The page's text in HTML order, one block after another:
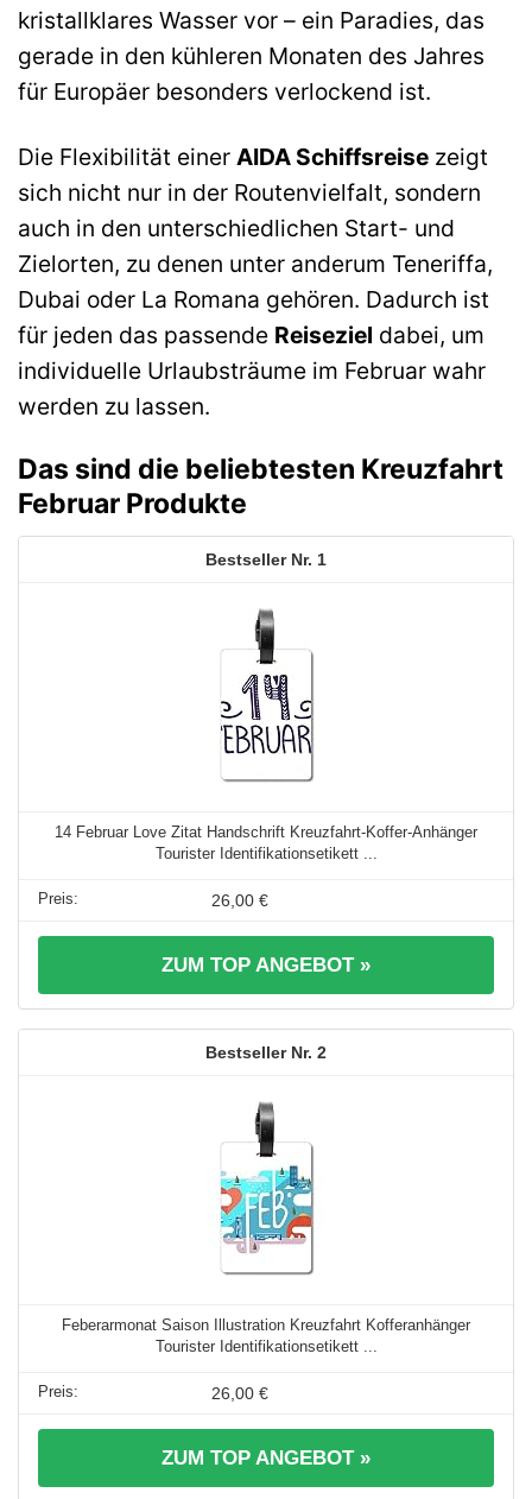
kristallklares Wasser vor – ein Paradies, das
gerade in den kühleren Monaten des Jahres
für Europäer besonders verlockend ist.
Die Flexibilität einer AIDA Schiffsreise zeigt
sich nicht nur in der Routenvielfalt, sondern
auch in den unterschiedlichen Start- und
Zielorten, zu denen unter anderum Teneriffa,
Dubai oder La Romana gehören. Dadurch ist
für jeden das passende Reiseziel dabei, um
individuelle Urlaubsträume im Februar wahr
werden zu lassen.
Das sind die beliebtesten Kreuzfahrt
Februar Produkte
1
14 Februar Love Zitat Handschrift Kreuzfahrt-Koffer-Anhänger
Tourister Identifikationsetikett ...
26,00 €
ZUM TOP ANGEBOT »
2
Feberarmonat Saison Illustration Kreuzfahrt Kofferanhänger
Tourister Identifikationsetikett ...
26,00 €
ZUM TOP ANGEBOT »